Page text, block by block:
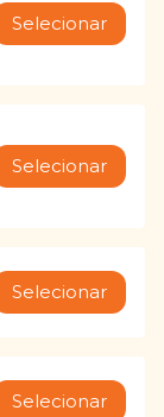
Selecionar
Selecionar
Selecionar
Selecionar